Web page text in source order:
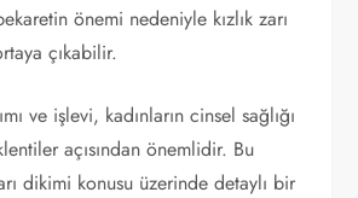
önemi nedeniyle kızlık zarı
çıkabilir.
ve işlevi, kadınların cinsel sağlığı
açısından önemlidir. Bu
dikimi konusu üzerinde detaylı bir